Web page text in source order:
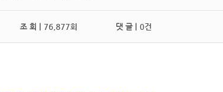
조 회 | 76,877회 댓 글 | 0건